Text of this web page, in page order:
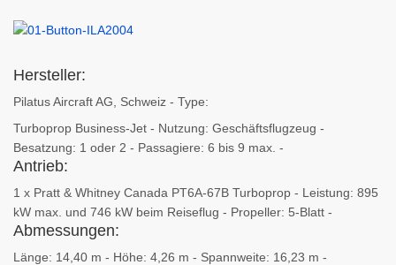
Hersteller:
Pilatus Aircraft AG, Schweiz - Type:
Turboprop Business-Jet - Nutzung: Geschäftsflugzeug -
Besatzung: 1 oder 2 - Passagiere: 6 bis 9 max. -
Antrieb:
1 x Pratt & Whitney Canada PT6A-67B Turboprop - Leistung: 895
kW max. und 746 kW beim Reiseflug - Propeller: 5-Blatt -
Abmessungen:
Länge: 14,40 m - Höhe: 4,26 m - Spannweite: 16,23 m -